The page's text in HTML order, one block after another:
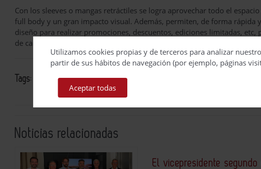
Con los sleeves o mangas retráctiles se logra aprovechar todo el
full body y un gran impacto visual. Además, permiten, de forma rápida
diseño para realizar promociones, descuentos, ediciones limitadas,
de campañas descienden significativamente.
Tags: envases Ovelar
Noticias relacionadas
El vicepresidente
Utilizamos cookies propias y de terceros para analizar
partir de sus hábitos de navegación (por ejemplo, páginas
Aceptar todas